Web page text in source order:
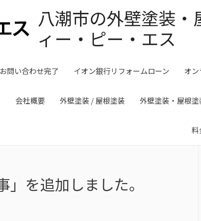
八潮市の外壁塗装
ィー・ピー・エス
問い合わせ完了 イオン銀行リフォームローン オ
会社概要 外壁塗装 / 屋根塗装 外壁塗装・屋根塗
料
を追加しました。